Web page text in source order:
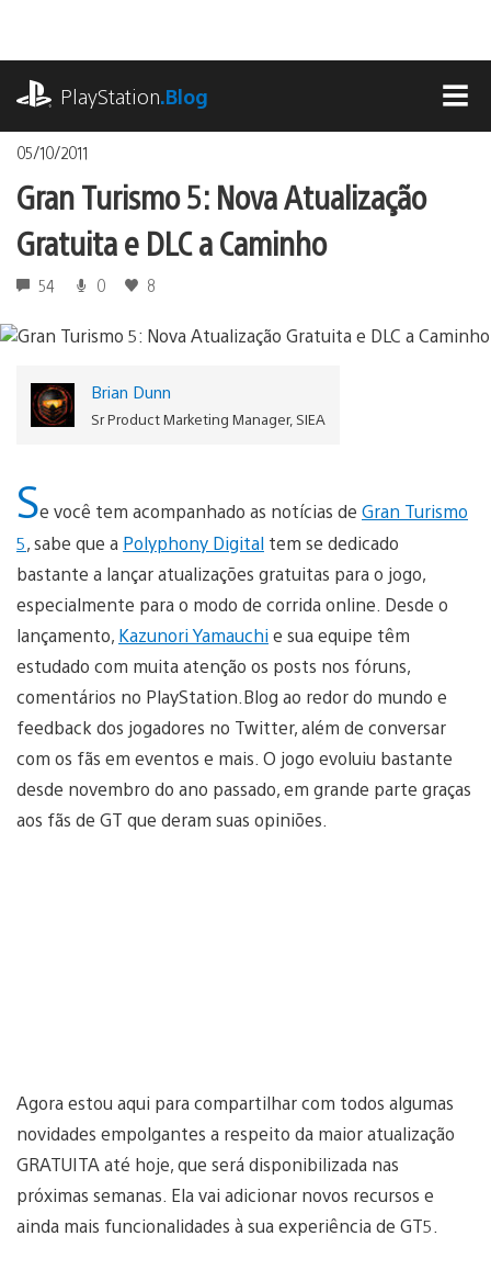
o
conteúdoPlayStation.Blog
05/10/2011
Gran Turismo 5: Nova Atualização
Gratuita e DLC a Caminho
54 0 8
Brian Dunn
Sr Product Marketing Manager, SIEA
Se você tem acompanhado as notícias de Gran Turismo
5, sabe que a Polyphony Digital tem se dedicado
bastante a lançar atualizações gratuitas para o jogo,
especialmente para o modo de corrida online. Desde o
lançamento, Kazunori Yamauchie sua equipe têm
estudado com muita atenção os posts nos fóruns,
comentários no PlayStation.Blog ao redor do mundo e
feedback dos jogadores no Twitter, além de conversar
com os fãs em eventos e mais. O jogo evoluiu bastante
desde novembro do ano passado, em grande parte graças
aos fãs de GT que deram suas opiniões.
Agora estou aqui para compartilhar com todos algumas
novidades empolgantes a respeito da maior atualização
GRATUITA até hoje, que será disponibilizada nas
próximas semanas. Ela vai adicionar novos recursos e
ainda mais funcionalidades à sua experiência de GT5.